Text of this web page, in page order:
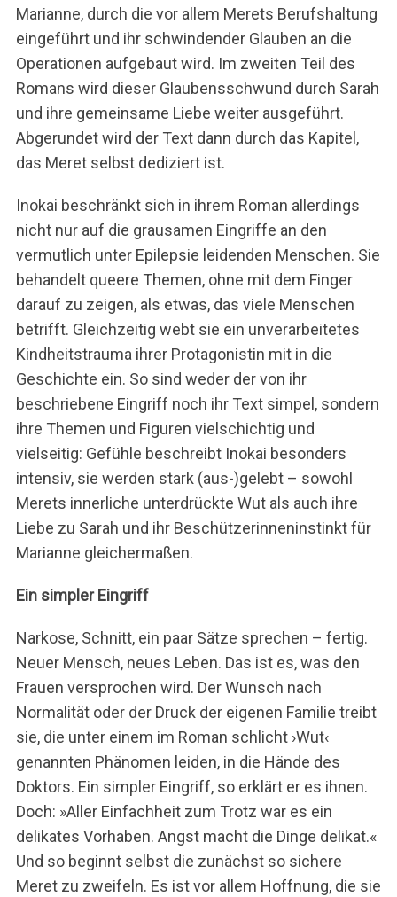
Marianne, durch die vor allem Merets Berufshaltung
eingeführt und ihr schwindender Glauben an die
Operationen aufgebaut wird. Im zweiten Teil des
Romans wird dieser Glaubensschwund durch Sarah
und ihre gemeinsame Liebe weiter ausgeführt.
Abgerundet wird der Text dann durch das Kapitel,
das Meret selbst dediziert ist.
Inokai beschränkt sich in ihrem Roman allerdings
nicht nur auf die grausamen Eingriffe an den
vermutlich unter Epilepsie leidenden Menschen. Sie
behandelt queere Themen, ohne mit dem Finger
darauf zu zeigen, als etwas, das viele Menschen
betrifft. Gleichzeitig webt sie ein unverarbeitetes
Kindheitstrauma ihrer Protagonistin mit in die
Geschichte ein. So sind weder der von ihr
beschriebene Eingriff noch ihr Text simpel, sondern
ihre Themen und Figuren vielschichtig und
vielseitig: Gefühle beschreibt Inokai besonders
intensiv, sie werden stark (aus-)gelebt – sowohl
Merets innerliche unterdrückte Wut als auch ihre
Liebe zu Sarah und ihr Beschützerinneninstinkt für
Marianne gleichermaßen.
Ein simpler Eingriff
Narkose, Schnitt, ein paar Sätze sprechen – fertig.
Neuer Mensch, neues Leben. Das ist es, was den
Frauen versprochen wird. Der Wunsch nach
Normalität oder der Druck der eigenen Familie treibt
sie, die unter einem im Roman schlicht ›Wut‹
genannten Phänomen leiden, in die Hände des
Doktors. Ein simpler Eingriff, so erklärt er es ihnen.
Doch: »Aller Einfachheit zum Trotz war es ein
delikates Vorhaben. Angst macht die Dinge delikat.«
Und so beginnt selbst die zunächst so sichere
Meret zu zweifeln. Es ist vor allem Hoffnung, die sie